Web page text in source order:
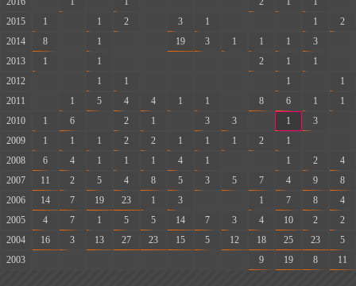
2015
1 1 2 3 1 1
2
2014
8 1 19 3 1 1 1 3
2013
1 1 2 1 1
2012
1 1 1
1
2011
1 5 4 4 1 1 8 6 1
1
2010
1 6 2 1 3 3 1 3
2009
1 1 1 2 2 1 1 1 2 1
2008
6 4 1 1 1 4 1 1 2
4
2007
11 2 5 4 8 5 3 5 7 4 9
8
2006
14 7 19 23 1 3 1 7 8
4
2005
4 7 1 5 5 14 7 3 4 10 2
2
2004
16 3 13 27 23 15 5 12 18 25 23
5
2003
9 19 8 11